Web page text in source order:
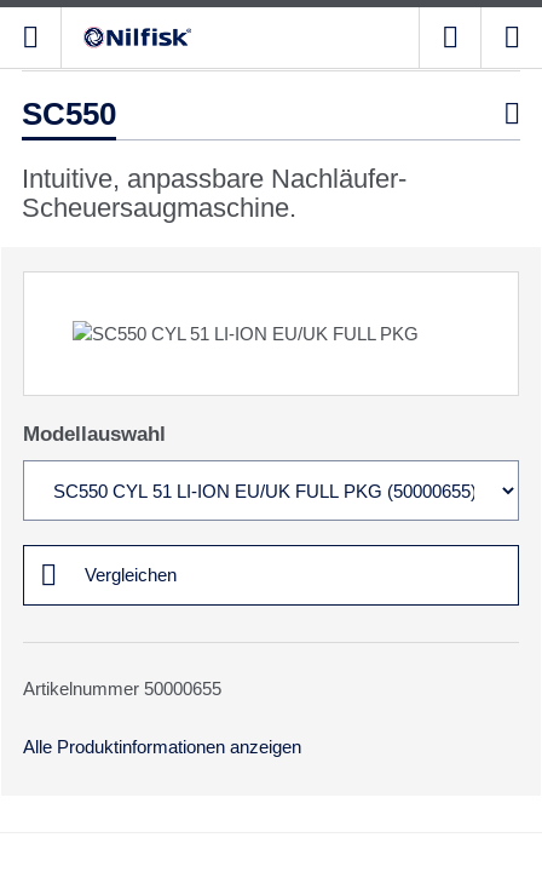
SC550 
Intuitive, anpassbare Nachläufer-
Scheuersaugmaschine.
Modellauswahl
Vergleichen
Artikelnummer 50000655
Alle Produktinformationen anzeigen